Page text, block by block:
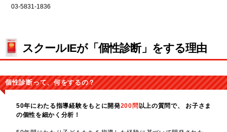
03-5831-1836
スクールIEが「個性診断」をする理由
個性診断って、何をするの？
50年にわたる指導経験をもとに開発200問 以上の質問で、 お子さま
の個性を細かく分析！